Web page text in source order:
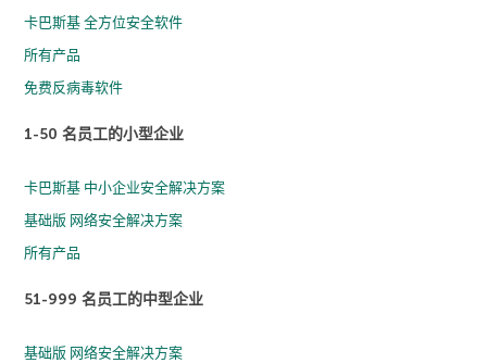
卡巴斯基 全方位安全软件
所有产品
免费反病毒软件
1-50 名员工的小型企业
卡巴斯基 中小企业安全解决方案
基础版 网络安全解决方案
所有产品
51-999 名员工的中型企业
基础版 网络安全解决方案